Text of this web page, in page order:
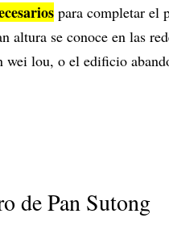
para completar el
altura se conoce en las
wei lou, o el edificio
de Pan Sutong